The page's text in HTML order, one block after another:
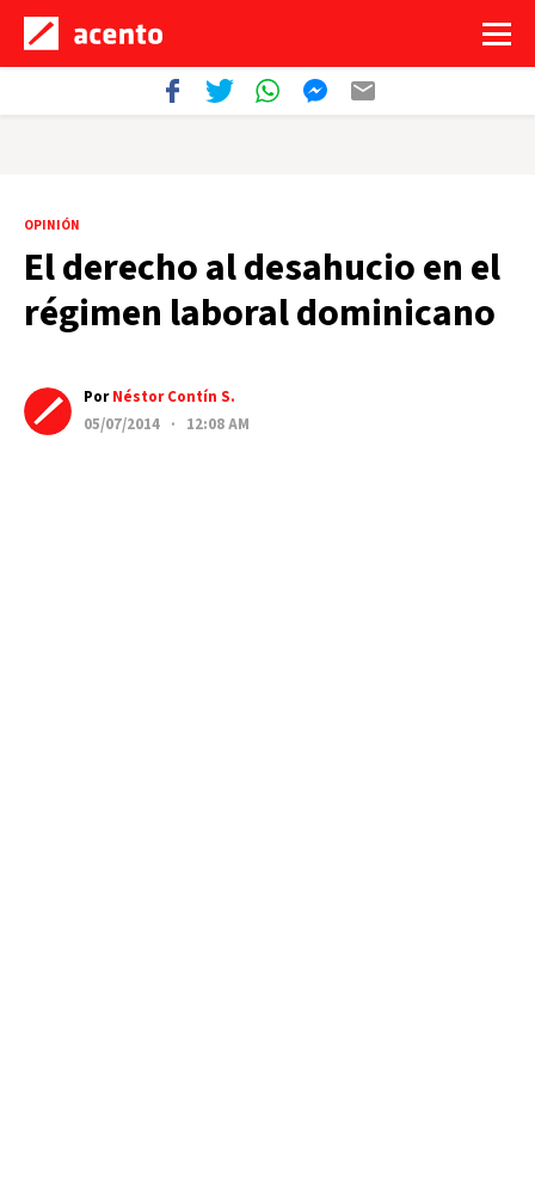
OPINIÓN
El derecho al desahucio en el
régimen laboral dominicano
PorNéstor Contín S.
05/07/2014 · 12:08 AM